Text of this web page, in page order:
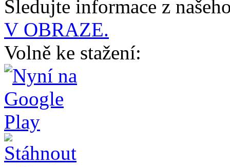
Sledujte informace z
V OBRAZE.
Volně ke stažení: